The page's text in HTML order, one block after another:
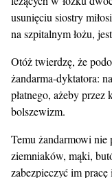
usunięciu siostry
na szpitalnym łożu,
Otóż twierdzę, że
żandarma-dyktatora:
płatnego, ażeby
bolszewizm.
Temu żandarmowi nie
ziemniaków, mąki,
zabezpieczyć im